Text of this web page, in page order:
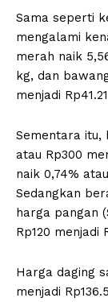
Sama seperti
mengalami
merah naik
kg, dan
menjadi
Sementara itu,
atau Rp300
naik 0,74%
Sedangkan
harga pangan
Rp120 menjadi
Harga daging
menjadi